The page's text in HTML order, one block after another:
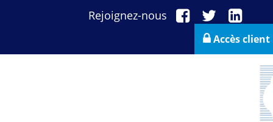
Rejoignez-nous
Accès client